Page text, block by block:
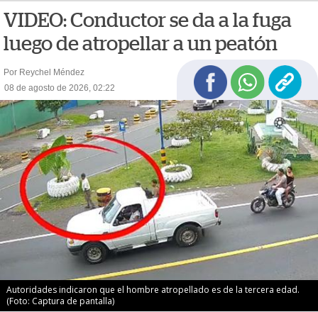
VIDEO: Conductor se da a la fuga
luego de atropellar a un peatón
Por Reychel Méndez
08 de agosto de 2026, 02:22
Autoridades indicaron que el hombre atropellado es de la tercera edad.
(Foto: Captura de pantalla)